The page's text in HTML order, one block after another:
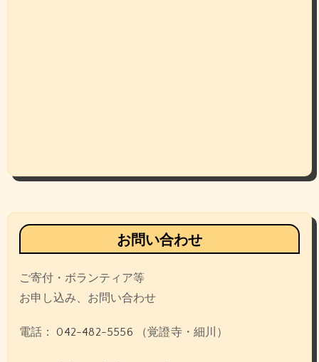
お問い合わせ
ご寄付・ボランティア等
お申し込み、お問い合わせ
電話： 042-482-5556 （覚證寺・細川）